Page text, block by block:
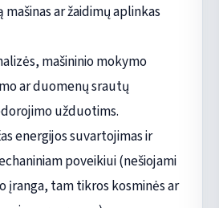
ar žaidimų aplinkas
mašininio mokymo
ar duomenų srautų
užduotims.
energijos suvartojimas ir
poveikiui (nešiojami
įranga, tam tikros kosminės ar